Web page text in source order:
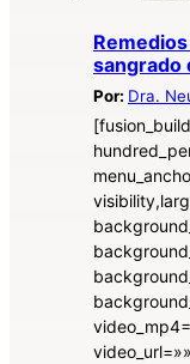
sangrado
Por: Dra.
video_url=»»